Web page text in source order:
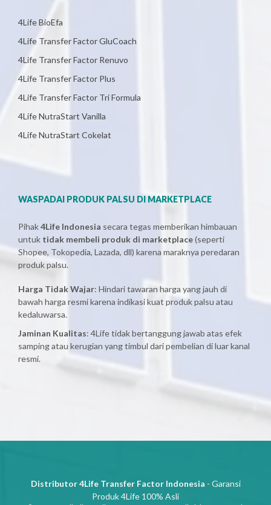
4Life BioEfa
4Life Transfer Factor GluCoach
4Life Transfer Factor Renuvo
4Life Transfer Factor Plus
4Life Transfer Factor Tri Formula
4Life NutraStart Vanilla
4Life NutraStart Cokelat
WASPADAI PRODUK PALSU DI MARKETPLACE
Pihak4Life Indonesia secara tegas memberikan himbauan
untuk tidak membeli produk di marketplace(seperti
Shopee, Tokopedia, Lazada, dll) karena maraknya peredaran
produk palsu.
Harga Tidak Wajar: Hindari tawaran harga yang jauh di
bawah harga resmi karena indikasi kuat produk palsu atau
kedaluwarsa.
Jaminan Kualitas: 4Life tidak bertanggung jawab atas efek
samping atau kerugian yang timbul dari pembelian di luar kanal
resmi.
Distributor 4Life Transfer Factor Indonesia - Garansi
Produk 4Life 100% Asli